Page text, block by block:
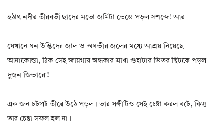
হঠাৎ নদীর তীরবর্তী ছাদের মতো জমিটা ভেঙে পড়ল সশব্দে! আর–
যেখানে ঘন উদ্ভিদের জাল ও অগভীর জলের মধ্যে আশ্রয় নিয়েছে
আনাকোন্ডা, ঠিক সেই জায়গায় অন্ধকার মাখা গুহাটার ভিতর ছিটকে পড়ল
দুজন জিভারো!
এক জন চটপট তীরে উঠে পড়ল। তার সঙ্গীটিও সেই চেষ্টা করল বটে, কিন্তু
তার চেষ্টা সফল হল না।